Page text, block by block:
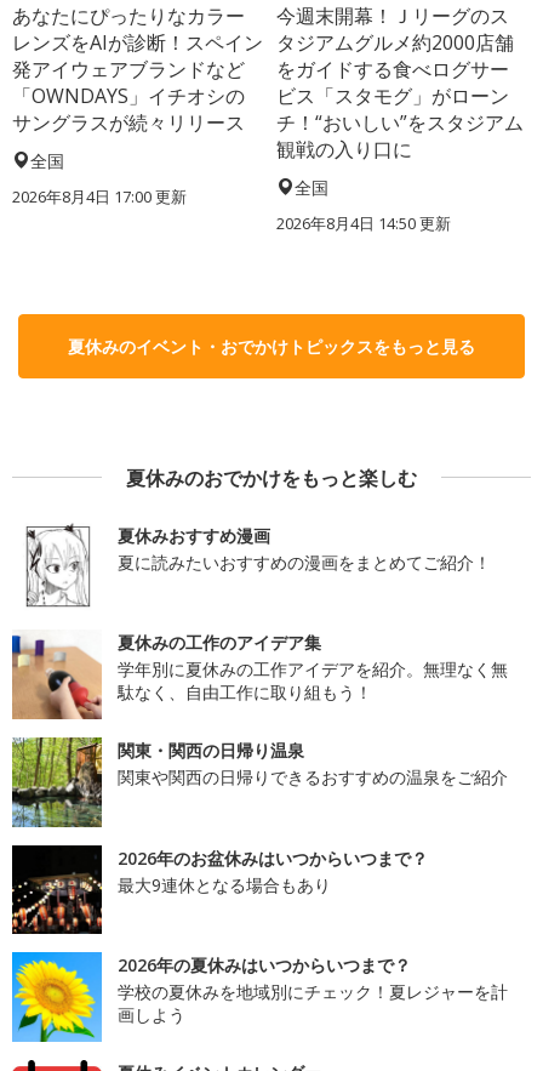
あなたにぴったりなカラー
レンズをAIが診断！スペイン
発アイウェアブランドなど
「OWNDAYS」イチオシの
サングラスが続々リリース
全国
2026年8月4日 17:00更新
今週末開幕！Ｊリーグのス
タジアムグルメ約2000店舗
をガイドする食べログサー
ビス「スタモグ」がローン
チ！“おいしい”をスタジアム
観戦の入り口に
全国
2026年8月4日 14:50更新
夏休みのイベント・おでかけトピックスをもっと見る
夏休みのおでかけをもっと楽しむ
夏休みおすすめ漫画
夏に読みたいおすすめの漫画をまとめてご紹介！
夏休みの工作のアイデア集
学年別に夏休みの工作アイデアを紹介。無理なく無
駄なく、自由工作に取り組もう！
関東・関西の日帰り温泉
関東や関西の日帰りできるおすすめの温泉をご紹介
2026年のお盆休みはいつからいつまで？
最大9連休となる場合もあり
2026年の夏休みはいつからいつまで？
学校の夏休みを地域別にチェック！夏レジャーを計
画しよう